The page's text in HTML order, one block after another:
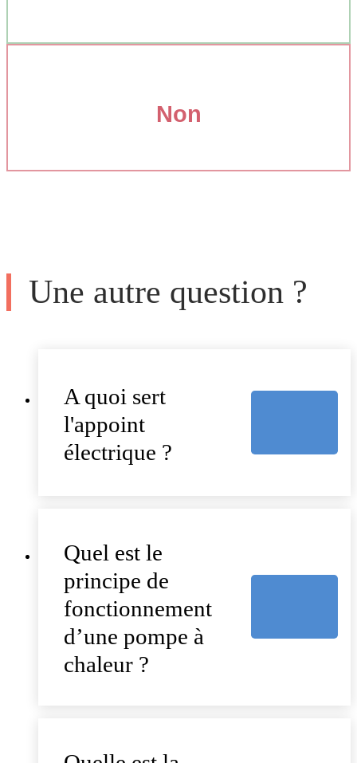
Non
Une autre question ?
A quoi sert
l'appoint
électrique ?
Quel est le
principe de
fonctionnement
d’une pompe à
chaleur ?